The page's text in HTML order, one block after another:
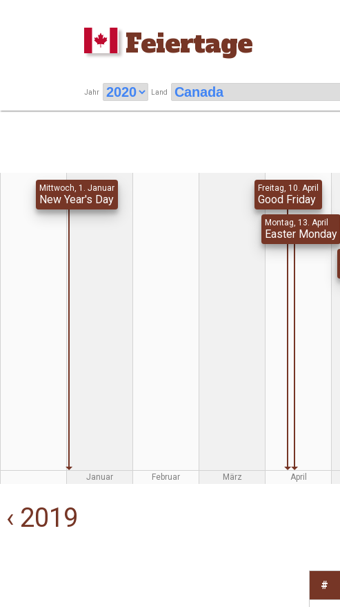
Feiertage
Jahr Land
Mittwoch, 1. Januar
New Year's Day
Freitag, 10. April
Good Friday
Montag, 13. April
Easter Monday
Januar Februar März April
‹ 2019
#